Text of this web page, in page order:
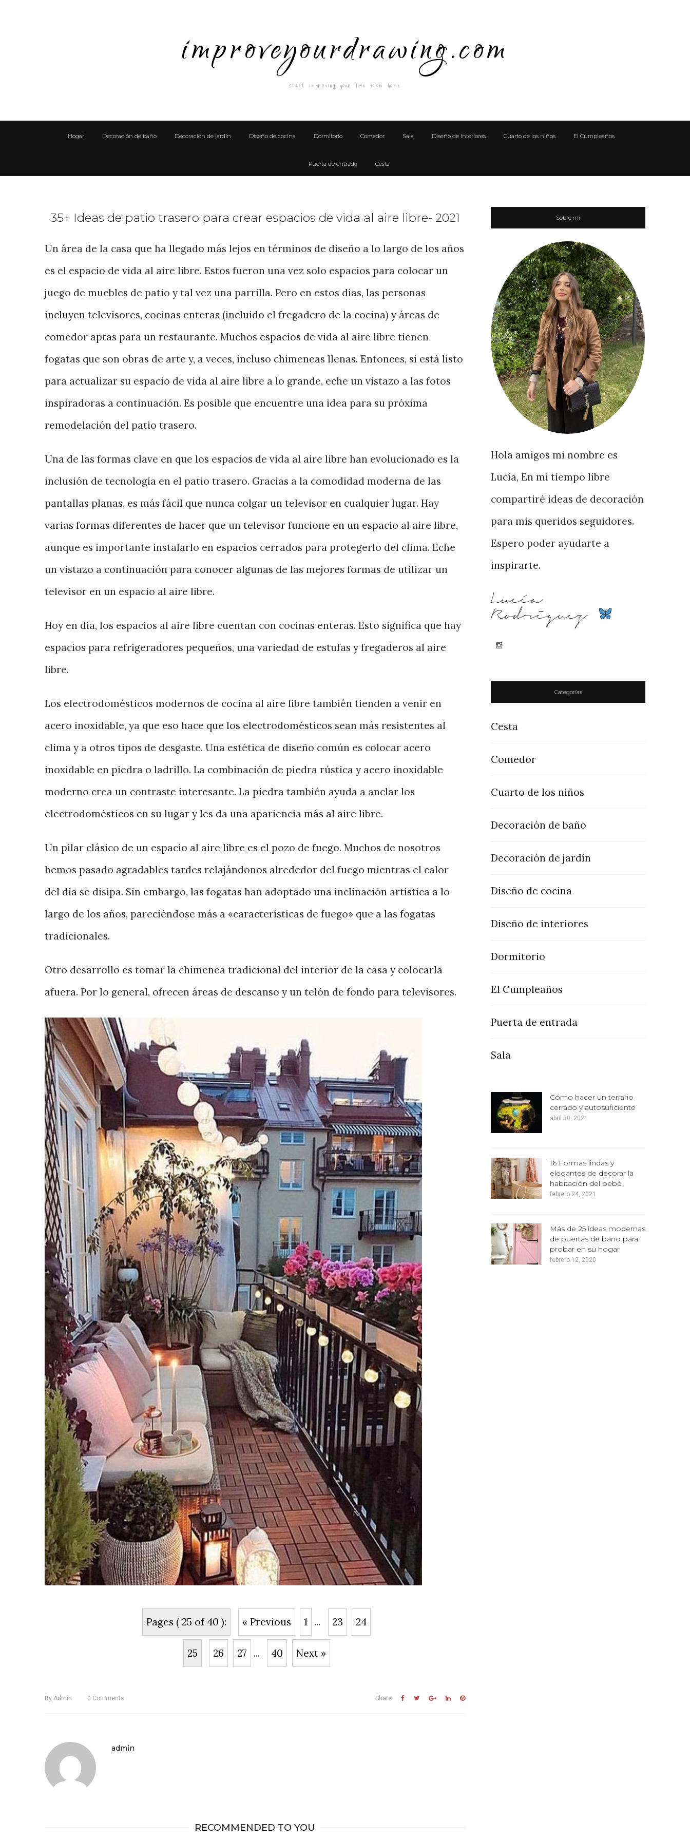
improveyourdrawing.com
start improving your life from home
Hogar Decoración de baño Decoración de jardín Diseño de cocina Dormitorio Comedor Sala Diseño de interiores Cuarto de los niños El Cumpleaños
Puerta de entrada Cesta
35+ Ideas de patio trasero para crear espacios de vida al aire libre- 2021
Un área de la casa que ha llegado más lejos en términos de diseño a lo largo de los años
es el espacio de vida al aire libre. Estos fueron una vez solo espacios para colocar un
juego de muebles de patio y tal vez una parrilla. Pero en estos días, las personas
incluyen televisores, cocinas enteras (incluido el fregadero de la cocina) y áreas de
comedor aptas para un restaurante. Muchos espacios de vida al aire libre tienen
fogatas que son obras de arte y, a veces, incluso chimeneas llenas. Entonces, si está listo
para actualizar su espacio de vida al aire libre a lo grande, eche un vistazo a las fotos
inspiradoras a continuación. Es posible que encuentre una idea para su próxima
remodelación del patio trasero.
Una de las formas clave en que los espacios de vida al aire libre han evolucionado es la
inclusión de tecnología en el patio trasero. Gracias a la comodidad moderna de las
pantallas planas, es más fácil que nunca colgar un televisor en cualquier lugar. Hay
varias formas diferentes de hacer que un televisor funcione en un espacio al aire libre,
aunque es importante instalarlo en espacios cerrados para protegerlo del clima. Eche
un vistazo a continuación para conocer algunas de las mejores formas de utilizar un
televisor en un espacio al aire libre.
Hoy en día, los espacios al aire libre cuentan con cocinas enteras. Esto significa que hay
espacios para refrigeradores pequeños, una variedad de estufas y fregaderos al aire
libre.
Los electrodomésticos modernos de cocina al aire libre también tienden a venir en
acero inoxidable, ya que eso hace que los electrodomésticos sean más resistentes al
clima y a otros tipos de desgaste. Una estética de diseño común es colocar acero
inoxidable en piedra o ladrillo. La combinación de piedra rústica y acero inoxidable
moderno crea un contraste interesante. La piedra también ayuda a anclar los
electrodomésticos en su lugar y les da una apariencia más al aire libre.
Un pilar clásico de un espacio al aire libre es el pozo de fuego. Muchos de nosotros
hemos pasado agradables tardes relajándonos alrededor del fuego mientras el calor
del día se disipa. Sin embargo, las fogatas han adoptado una inclinación artística a lo
largo de los años, pareciéndose más a «características de fuego» que a las fogatas
tradicionales.
Otro desarrollo es tomar la chimenea tradicional del interior de la casa y colocarla
afuera. Por lo general, ofrecen áreas de descanso y un telón de fondo para televisores.
Pages ( 25 of 40 ): « Previous 1 ... 23 24
25 26 27 ... 40 Next »
By Admin 0 Comments Share
admin
RECOMMENDED TO YOU
Sobre mí
Hola amigos mi nombre es
Lucía, En mi tiempo libre
compartiré ideas de decoración
para mis queridos seguidores.
Espero poder ayudarte a
inspirarte.
Lucía
Rodriguez
Categorías
Cesta
Comedor
Cuarto de los niños
Decoración de baño
Decoración de jardín
Diseño de cocina
Diseño de interiores
Dormitorio
El Cumpleaños
Puerta de entrada
Sala
Cómo hacer un terrario
cerrado y autosuficiente
abril 30, 2021
16 Formas lindas y
elegantes de decorar la
habitación del bebé
febrero 24, 2021
Más de 25 ideas modernas
de puertas de baño para
probar en su hogar
febrero 12, 2020